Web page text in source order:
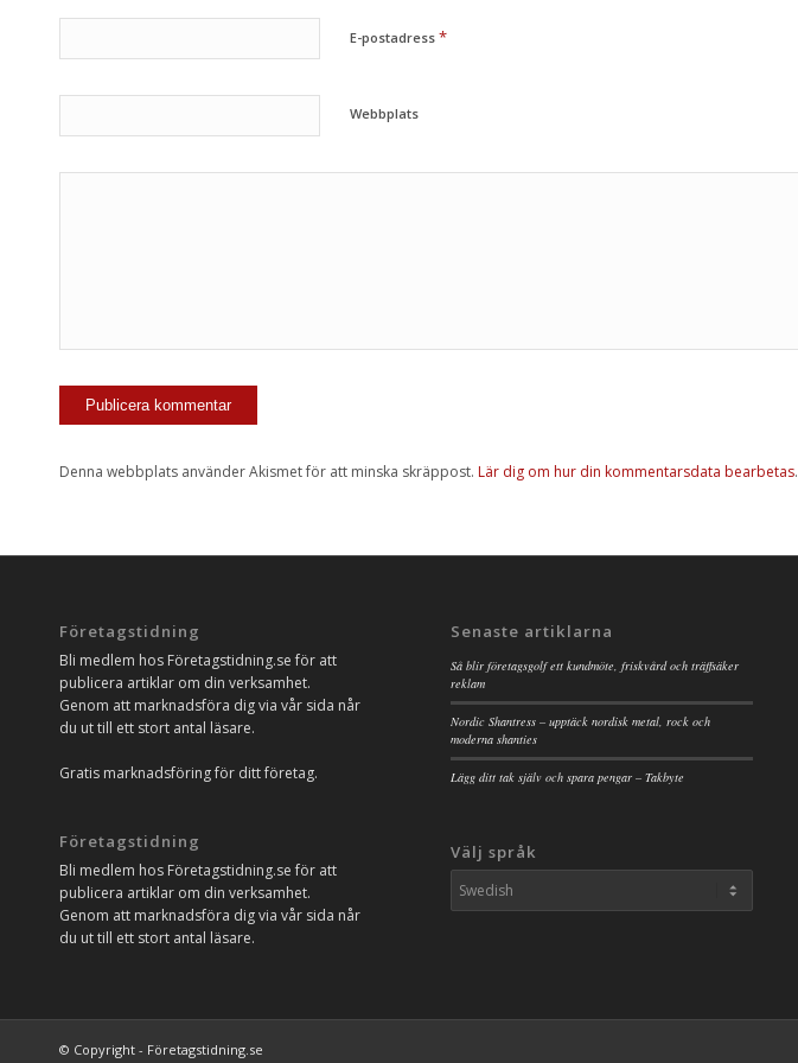
E-postadress *
Webbplats
Denna webbplats använder Akismet för att minska skräppost. Lär dig om hur din kommentarsdata bearbetas.
Företagstidning
Bli medlem hos Företagstidning.se för att
publicera artiklar om din verksamhet.
Genom att marknadsföra dig via vår sida når
du ut till ett stort antal läsare.
Gratis marknadsföring för ditt företag.
Företagstidning
Bli medlem hos Företagstidning.se för att
publicera artiklar om din verksamhet.
Genom att marknadsföra dig via vår sida når
du ut till ett stort antal läsare.
Senaste artiklarna
Så blir företagsgolf ett kundmöte, friskvård och träffsäker
reklam
Nordic Shantress – upptäck nordisk metal, rock och
moderna shanties
Lägg ditt tak själv och spara pengar – Takbyte
Välj språk
© Copyright - Företagstidning.se